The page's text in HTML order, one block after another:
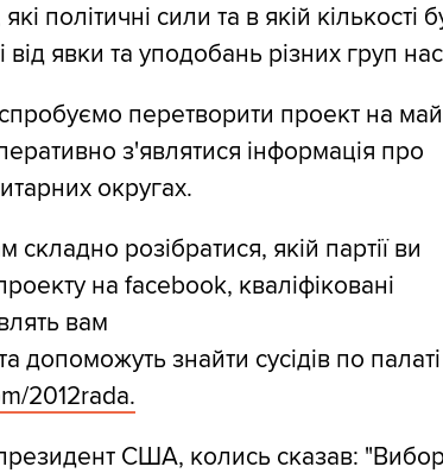
політичні сили та в якій кількості
від явки та уподобань різних груп
перетворити проект на
з'являтися інформація про
округах.
розібратися, якій партії ви
на facebook, кваліфіковані
вам
допоможуть знайти сусідів по палаті
2012rada.
США, колись сказав: